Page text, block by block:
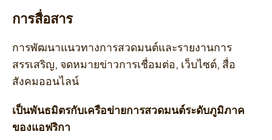
การสื่อสาร
การพัฒนาแนวทางการสวดมนต์และรายงานการ
สรรเสริญ, จดหมายข่าวการเชื่อมต่อ, เว็บไซต์, สื่อ
สังคมออนไลน์
เป็นพันธมิตรกับเครือข่ายการสวดมนต์ระดับภูมิภาค
ของแอฟริกา